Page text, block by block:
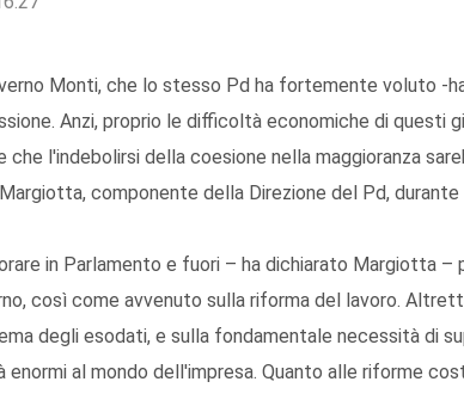
Monti, che lo stesso Pd ha fortemente voluto -
Anzi, proprio le difficoltà economiche di questi
che l'indebolirsi della coesione nella maggioranza
componente della Direzione del Pd,
in Parlamento e fuori – ha dichiarato Margiotta –
così come avvenuto sulla riforma del lavoro.
degli esodati, e sulla fondamentale necessità di
al mondo dell'impresa. Quanto alle riforme